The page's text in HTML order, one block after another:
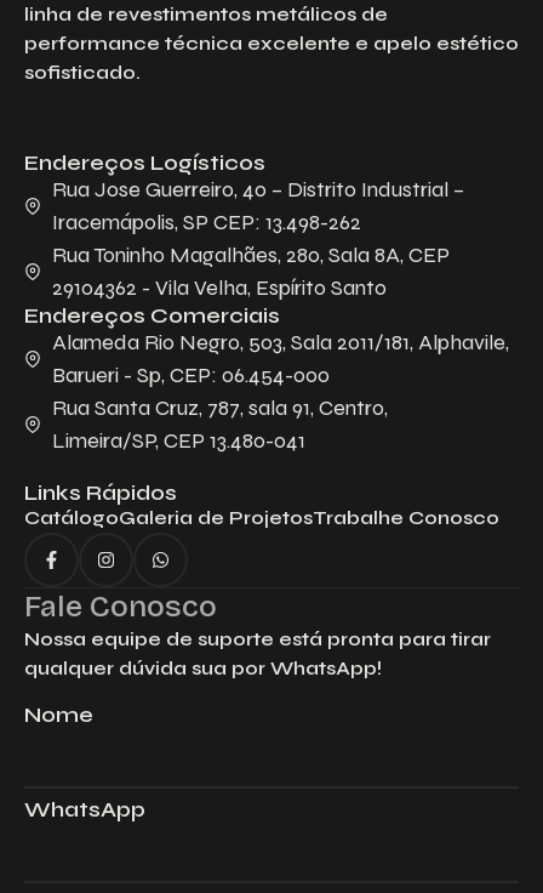
linha de revestimentos metálicos de
performance técnica excelente e apelo estético
sofisticado.
Endereços Logísticos
Rua Jose Guerreiro, 40 – Distrito Industrial –
Iracemápolis, SP CEP: 13.498-262
Rua Toninho Magalhães, 280, Sala 8A, CEP
29104362 - Vila Velha, Espírito Santo
Endereços Comerciais
Alameda Rio Negro, 503, Sala 2011/181, Alphavile,
Barueri - Sp, CEP: 06.454-000
Rua Santa Cruz, 787, sala 91, Centro,
Limeira/SP, CEP 13.480-041
Links Rápidos
CatálogoGaleria de ProjetosTrabalhe Conosco
Fale Conosco
Nossa equipe de suporte está pronta para tirar
qualquer dúvida sua por WhatsApp!
Nome
WhatsApp